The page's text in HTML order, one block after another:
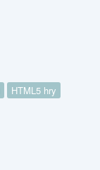
HTML5 hry